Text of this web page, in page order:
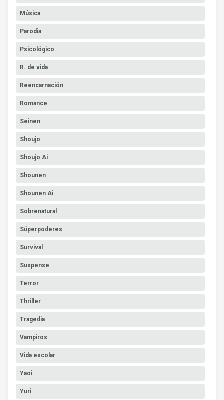
Música
Parodia
Psicológico
R. de vida
Reencarnación
Romance
Seinen
Shoujo
Shoujo Ai
Shounen
Shounen Ai
Sobrenatural
Súperpoderes
Survival
Suspense
Terror
Thriller
Tragedia
Vampiros
Vida escolar
Yaoi
Yuri